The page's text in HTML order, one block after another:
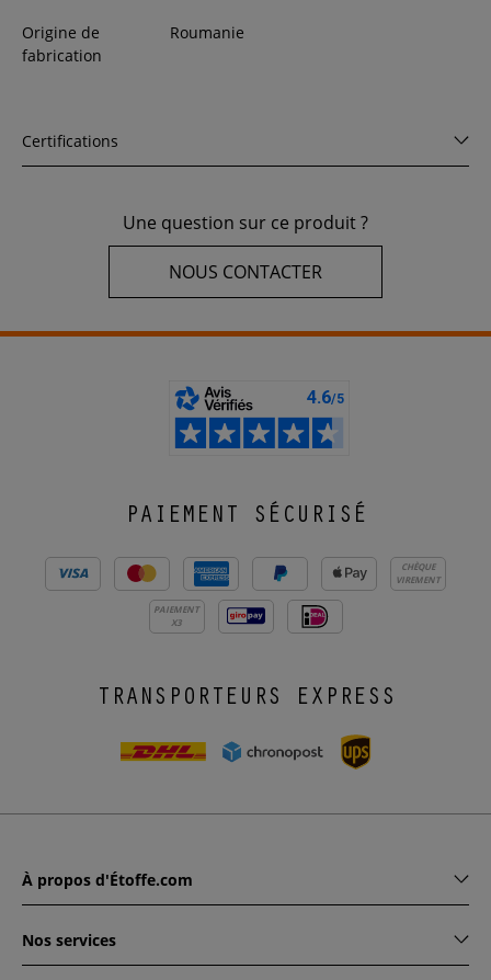
Origine de
fabrication
Roumanie
Certifications
Une question sur ce produit ?
NOUS CONTACTER
PAIEMENT SÉCURISÉ
CHÈQUE
VIREMENT
PAIEMENT
X3
TRANSPORTEURS EXPRESS
À propos d'Étoffe.com
Nos services